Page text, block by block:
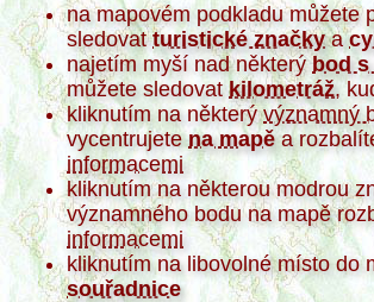
na mapovém podkladu můžete
sledovatturistické značkya
najetím myší nad některýbod
můžete sledovat kilometráž,
kliknutím na některývýznamný
vycentrujetena mapěa
informacemi
kliknutím na některou modrou
významného bodu na mapě
informacemi
kliknutím na libovolné místo do
souřadnice